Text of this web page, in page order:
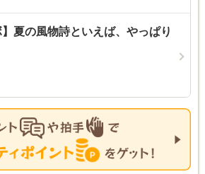
】夏の風物詩といえば、やっぱり